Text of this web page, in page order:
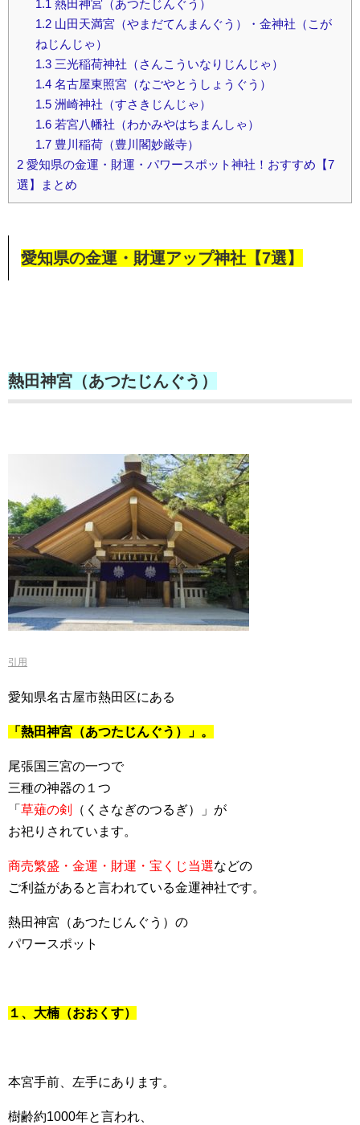
1.1 熱田神宮（あつたじんぐう）
1.2山田天満宮（やまだてんまんぐう）・金神社（こが
ねじんじゃ）
1.3三光稲荷神社（さんこういなりじんじゃ）
1.4名古屋東照宮（なごやとうしょうぐう）
1.5洲崎神社（すさきじんじゃ）
1.6若宮八幡社（わかみやはちまんしゃ）
1.7豊川稲荷（豊川閣妙厳寺）
2 愛知県の金運・財運・パワースポット神社！おすすめ【7
選】まとめ
愛知県の金運・財運アップ神社【7選】
熱田神宮（あつたじんぐう）
引用
愛知県名古屋市熱田区にある
「熱田神宮（あつたじんぐう）」。
尾張国三宮の一つで
三種の神器の１つ
「 草薙の剣
（くさなぎのつるぎ）」が
お祀りされています。
商売繁盛・金運・財運・宝くじ当選などの
ご利益があると言われている金運神社です。
熱田神宮（あつたじんぐう）の
パワースポット
１、大楠（おおくす）
本宮手前、左手にあります。
樹齢約1000年と言われ、